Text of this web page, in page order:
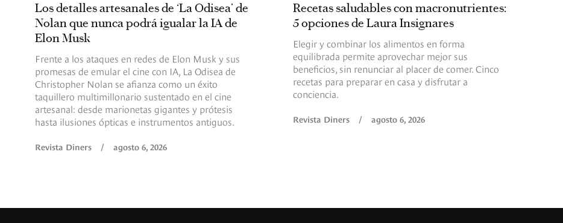
Los detalles artesanales de ‘La Odisea’ de
Nolan que nunca podrá igualar la IA de
Elon Musk
Frente a los ataques en redes de Elon Musk y sus
promesas de emular el cine con IA, La Odisea de
Christopher Nolan se afianza como un éxito
taquillero multimillonario sustentado en el cine
artesanal: desde marionetas gigantes y prótesis
hasta ilusiones ópticas e instrumentos antiguos.
Revista Diners / agosto 6, 2026
Recetas saludables con macronutrientes:
5 opciones de Laura Insignares
Elegir y combinar los alimentos en forma
equilibrada permite aprovechar mejor sus
beneficios, sin renunciar al placer de comer. Cinco
recetas para preparar en casa y disfrutar a
conciencia.
Revista Diners / agosto 6, 2026